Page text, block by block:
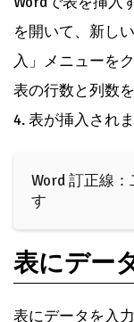
を開いて、新し
入」メニューを
表の行数と列数
4. 表が挿入されま
Word 訂正線
す
表にデー
表にデータを入